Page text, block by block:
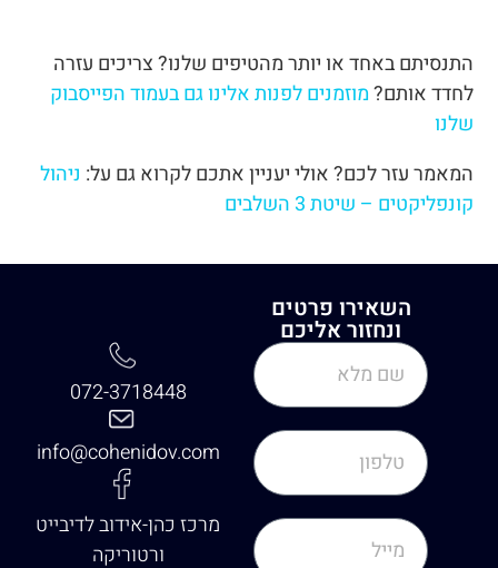
התנסיתם באחד או יותר מהטיפים שלנו? צריכים עזרה
לחדד אותם?מוזמנים לפנות אלינו גם בעמוד הפייסבוק
שלנו
המאמר עזר לכם? אולי יעניין אתכם לקרוא גם על: ניהול
קונפליקטים – שיטת 3 השלבים
072-3718448
info@cohenidov.com
מרכז כהן-אידוב לדיבייט
ורטוריקה
השאירו פרטים
ונחזור אליכם